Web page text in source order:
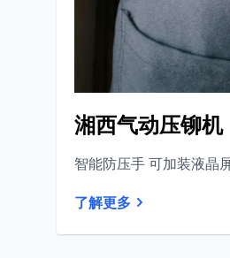
湘西气动压铆机
智能防压手 可加装液晶
了解更多